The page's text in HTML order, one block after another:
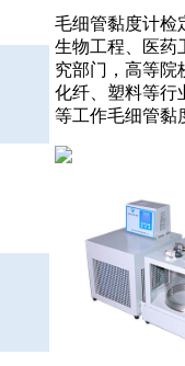
毛细管黏度计检
生物工程、医药
究部门，高等院
化纤、塑料等行
等工作毛细管黏